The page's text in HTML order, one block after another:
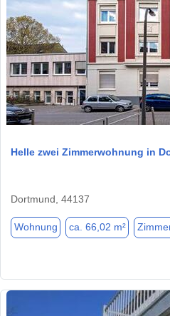
Helle zwei Zimmerwohnung in
Dortmund, 44137
Wohnung ca. 66,02 m²